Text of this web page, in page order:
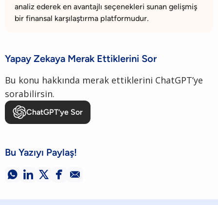
analiz ederek en avantajlı seçenekleri sunan gelişmiş
bir finansal karşılaştırma platformudur.
Yapay Zekaya Merak Ettiklerini Sor
Bu konu hakkında merak ettiklerini ChatGPT’ye
sorabilirsin.
ChatGPT’ye Sor
Bu Yazıyı Paylaş!
    